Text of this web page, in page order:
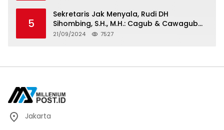
Standar Baru untuk Produktivitas di Mana
Saja
5
Sekretaris Jak Menyala, Rudi DH
Sihombing, S.H., M.H.: Cagub & Cawagub
DKI Jakarta Pramono Anung dan Rano
21/09/2024 7527
Jakarta